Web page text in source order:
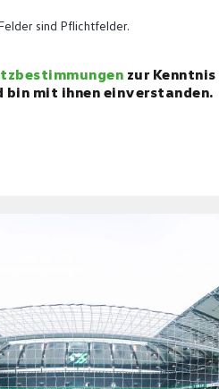
sind Pflichtfelder.
zur
bin mit ihnen einverstanden.